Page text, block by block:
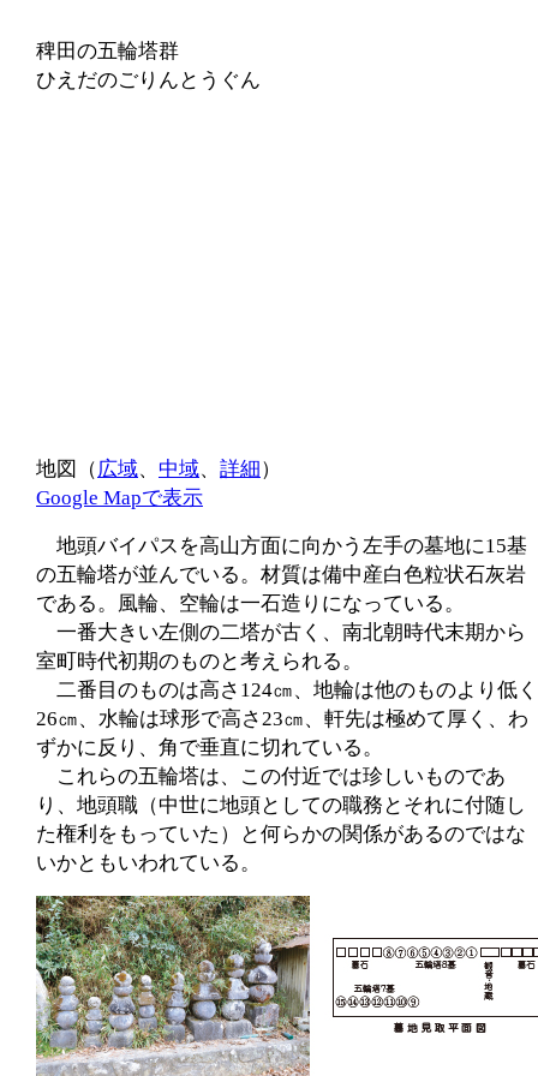
稗田の五輪塔群
ひえだのごりんとうぐん
地図（広域、 中域、 詳細）
Google Mapで表示
地頭バイパスを高山方面に向かう左手の墓地に15基
の五輪塔が並んでいる。材質は備中産白色粒状石灰岩
である。風輪、空輪は一石造りになっている。
一番大きい左側の二塔が古く、南北朝時代末期から
室町時代初期のものと考えられる。
二番目のものは高さ124㎝、地輪は他のものより低く
26㎝、水輪は球形で高さ23㎝、軒先は極めて厚く、わ
ずかに反り、角で垂直に切れている。
これらの五輪塔は、この付近では珍しいものであ
り、地頭職（中世に地頭としての職務とそれに付随し
た権利をもっていた）と何らかの関係があるのではな
いかともいわれている。